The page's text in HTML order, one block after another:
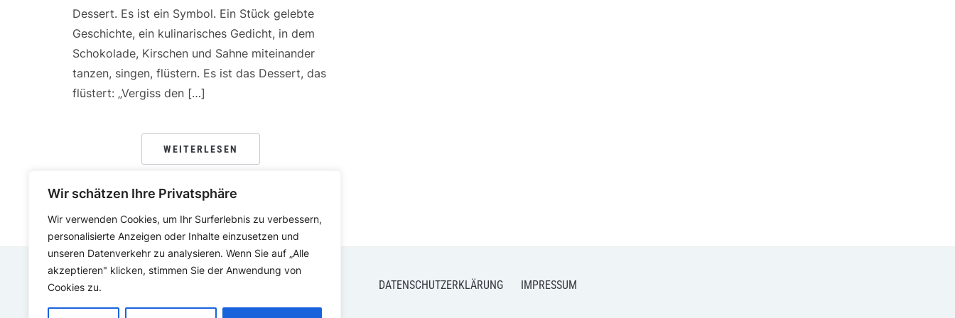
Wir schätzen Ihre Privatsphäre
Wir verwenden Cookies, um Ihr Surferlebnis zu verbessern,
personalisierte Anzeigen oder Inhalte einzusetzen und
unseren Datenverkehr zu analysieren. Wenn Sie auf „Alle
akzeptieren" klicken, stimmen Sie der Anwendung von
Cookies zu.
Dessert. Es ist ein Symbol. Ein Stück gelebte
Geschichte, ein kulinarisches Gedicht, in dem
Schokolade, Kirschen und Sahne miteinander
tanzen, singen, flüstern. Es ist das Dessert, das
flüstert: „Vergiss den […]
WEITERLESEN
DATENSCHUTZERKLÄRUNG IMPRESSUM